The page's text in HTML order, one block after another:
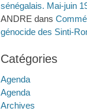
sénégalais. Mai-juin
ANDRE dans
génocide des Sinti-
Catégories
Agenda
Agenda
Archives